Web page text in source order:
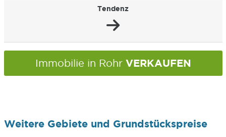
Tendenz
Immobilie in Rohr VERKAUFEN
Weitere Gebiete und Grundstückspreise